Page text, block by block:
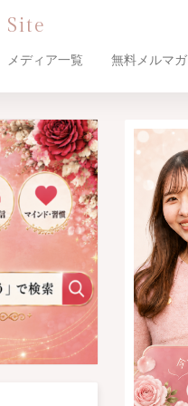
メディア一覧 無料メルマガ